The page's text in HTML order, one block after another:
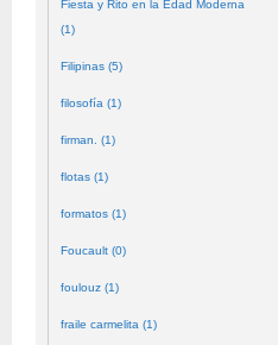
Fiesta y Rito en la Edad Moderna
(1)
Filipinas (5)
filosofía (1)
firman. (1)
flotas (1)
formatos (1)
Foucault (0)
foulouz (1)
fraile carmelita (1)